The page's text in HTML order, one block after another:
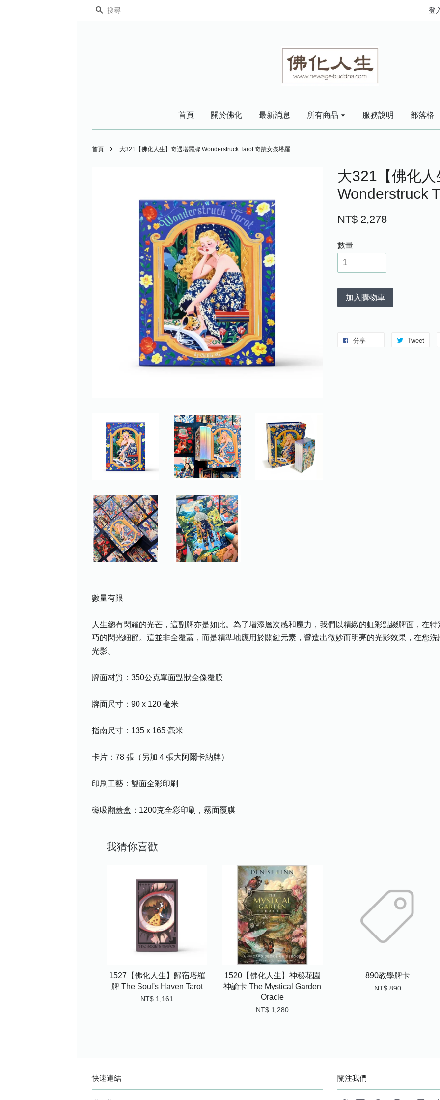
搜尋 登
首頁 關於佛化 最新消息 所有商品 服務說明 部落格
首頁 › 大321【佛化人生】奇遇塔羅牌 Wonderstruck Tarot 奇蹟女孩塔羅
大321【佛化
Wonderstruck
NT$ 2,278
數量
加入購物車
分享 Tweet
數量有限
人生總有閃耀的光芒，這副牌亦是如此。為了增添層次感和魔力，我們以精緻的虹彩點綴牌面，在
巧的閃光細節。這並非全覆蓋，而是精準地應用於關鍵元素，營造出微妙而明亮的光影效果，在您
光影。
牌面材質：350公克單面點狀全像覆膜
牌面尺寸：90 x 120 毫米
指南尺寸：135 x 165 毫米
卡片：78 張（另加 4 張大阿爾卡納牌）
印刷工藝：雙面全彩印刷
磁吸翻蓋盒：1200克全彩印刷，霧面覆膜
我猜你喜歡
1527【佛化人生】歸宿塔羅
牌 The Soul's Haven Tarot
NT$ 1,161
1520【佛化人生】神秘花園
神諭卡 The Mystical Garden
Oracle
NT$ 1,280
890教學牌卡
NT$ 890
快速連結 關注我們